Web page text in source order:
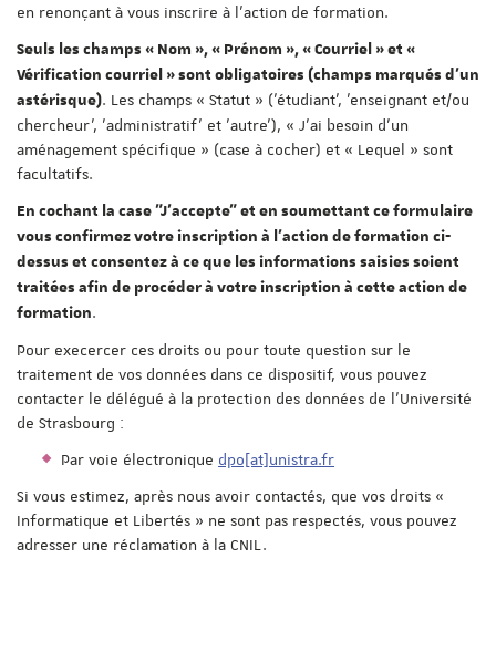
en renonçant à vous inscrire à l'action de formation.
Seuls les champs « Nom », « Prénom », « Courriel » et «
Vérification courriel » sont obligatoires (champs marqués d'un
astérisque). Les champs « Statut » ('étudiant', 'enseignant et/ou
chercheur', 'administratif' et 'autre'), « J'ai besoin d'un
aménagement spécifique » (case à cocher) et « Lequel » sont
facultatifs.
En cochant la case "J'accepte" et en soumettant ce formulaire
vous confirmez votre inscription à l'action de formation ci-
dessus et consentez à ce que les informations saisies soient
traitées afin de procéder à votre inscription à cette action de
formation.
Pour execercer ces droits ou pour toute question sur le
traitement de vos données dans ce dispositif, vous pouvez
contacter le délégué à la protection des données de l'Université
de Strasbourg :
Par voie électronique dpo[at]unistra.fr
Si vous estimez, après nous avoir contactés, que vos droits «
Informatique et Libertés » ne sont pas respectés, vous pouvez
adresser une réclamation à la CNIL.